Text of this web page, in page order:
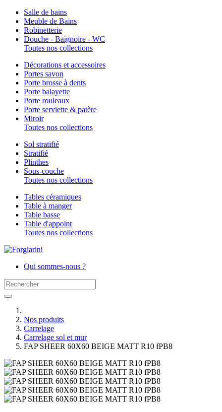
Salle de bains
Meuble de Bains
Robinetterie
Douche - Baignoire - WC
Toutes nos collections
Décorations et accessoires
Portes savon
Porte brosse à dents
Porte balayette
Porte rouleaux
Porte serviette & patère
Miroir
Toutes nos collections
Sol stratifié
Stratifié
Plinthes
Sous-couche
Toutes nos collections
Tables céramiques
Table à manger
Table basse
Table d'appoint
Toutes nos collections
Qui sommes-nous ?
Nos produits
Carrelage
Carrelage sol et mur
FAP SHEER 60X60 BEIGE MATT R10 fPB8